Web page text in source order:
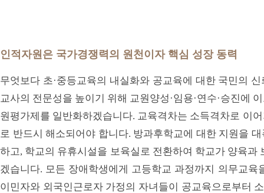
인적자원은 국가경쟁력의 원천이자 핵심 성장 동력
무엇보다 초·중등교육의 내실화와 공교육에 대한 국민의
교사의 전문성을 높이기 위해 교원양성·임용·연수·승진에
원평가제를 일반화하겠습니다. 교육격차는 소득격차로 이
로 반드시 해소되어야 합니다. 방과후학교에 대한 지원을
하고, 학교의 유휴시설을 보육실로 전환하여 학교가 양육과
겠습니다. 모든 장애학생에게 고등학교 과정까지 의무교육
이민자와 외국인근로자 가정의 자녀들이 공교육으로부터